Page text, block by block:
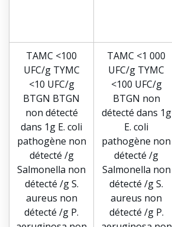
TAMC <100
UFC/g TYMC
<10 UFC/g
BTGN BTGN
non détecté
dans 1g E. coli
pathogène non
détecté /g
Salmonella non
détecté /g S.
aureus non
détecté /g P.
TAMC <1 000
UFC/g TYMC
<100 UFC/g
BTGN non
détecté dans 1g
E. coli
pathogène non
détecté /g
Salmonella non
détecté /g S.
aureus non
détecté /g P.